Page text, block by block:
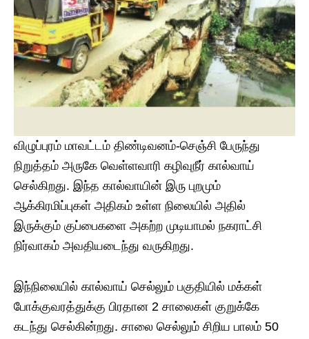
விழுப்புரம் மாவட்டம் திண்டிவனம்-செஞ்சி பேருந்து
நிறுத்தம் அருகே வெள்ளவாரி கழிவுநீர் கால்வாய்
செல்கிறது. இந்த கால்வாயின் இரு புறமும்
ஆக்கிரமிப்புகள் அதிகம் உள்ள நிலையில் அதில்
இருக்கும் குப்பைகளை அகற்ற முடியாமல் நகராட்சி
நிர்வாகம் அவதியடைந்து வருகிறது.
இந்நிலையில் கால்வாய் செல்லும் பகுதியில் மக்கள்
போக்குவரத்துக்கு பிரதான 2 சாலைகள் குறுக்கே
கடந்து செல்கின்றது. சாலை செல்லும் சிறிய பாலம் 50